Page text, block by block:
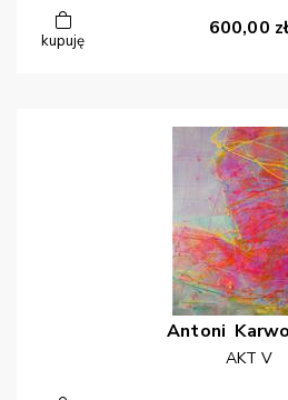
kupuję
600,00 zł
Antoni
AKT V